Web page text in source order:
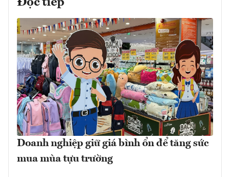
Đọc tiếp
Doanh nghiệp giữ giá bình ổn để tăng sức
mua mùa tựu trường